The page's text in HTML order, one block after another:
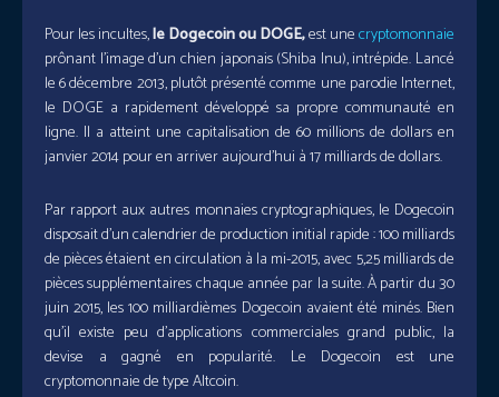
Pour les incultes,le Dogecoin ou DOGE,est unecryptomonnaie
prônant l’image d’un chien japonais (Shiba Inu), intrépide. Lancé
le 6 décembre 2013, plutôt présenté comme une parodie Internet,
le DOGE a rapidement développé sa propre communauté en
ligne. Il a atteint une capitalisation de 60 millions de dollars en
janvier 2014 pour en arriver aujourd’hui à 17 milliards de dollars.
Par rapport aux autres monnaies cryptographiques, le Dogecoin
disposait d’un calendrier de production initial rapide : 100 milliards
de pièces étaient en circulation à la mi-2015, avec 5,25 milliards de
pièces supplémentaires chaque année par la suite. À partir du 30
juin 2015, les 100 milliardièmes Dogecoin avaient été minés. Bien
qu’il existe peu d’applications commerciales grand public, la
devise a gagné en popularité. Le Dogecoin est une
cryptomonnaie de type Altcoin.